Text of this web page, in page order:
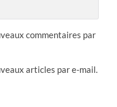
commentaires par
articles par e-mail.